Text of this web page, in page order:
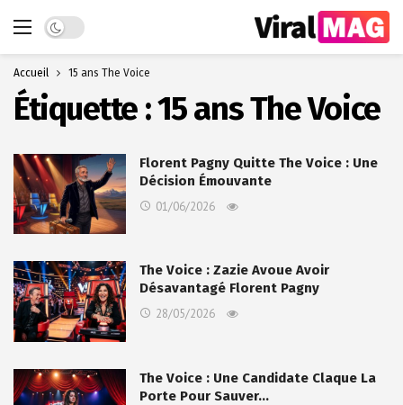
Dark mode
Accueil 15 ans The Voice
Étiquette :15 ans The Voice
Florent Pagny Quitte The Voice : Une
Décision Émouvante
01/06/2026
The Voice : Zazie Avoue Avoir
Désavantagé Florent Pagny
28/05/2026
The Voice : Une Candidate Claque La
Porte Pour Sauver…